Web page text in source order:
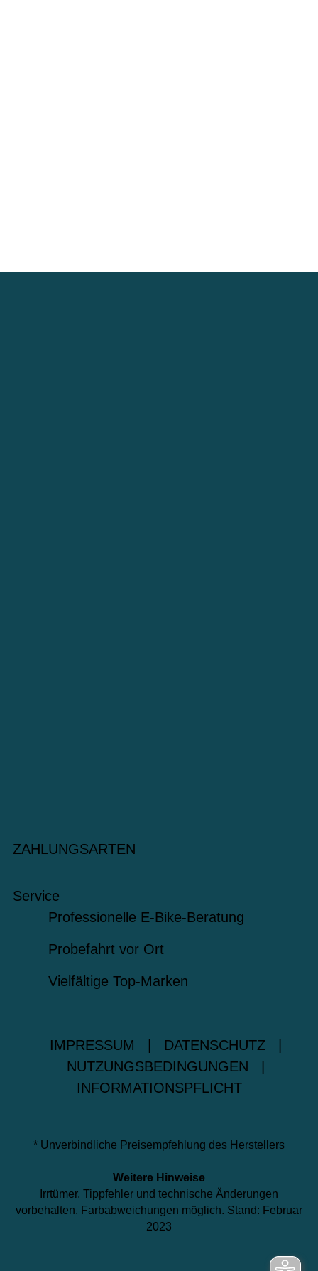
ZAHLUNGSARTEN
Service
Professionelle E-Bike-Beratung
Probefahrt vor Ort
Vielfältige Top-Marken
IMPRESSUM DATENSCHUTZ
NUTZUNGSBEDINGUNGEN
INFORMATIONSPFLICHT
* Unverbindliche Preisempfehlung des Herstellers
Weitere Hinweise
Irrtümer, Tippfehler und technische Änderungen
vorbehalten. Farbabweichungen möglich. Stand: Februar
2023